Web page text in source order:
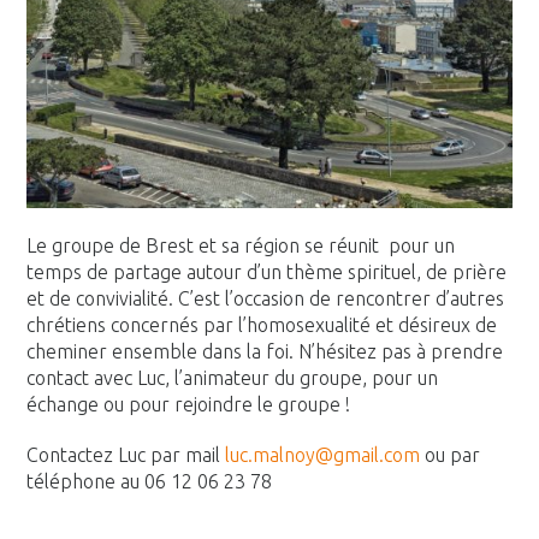
Le groupe de Brest et sa région se réunit pour un
temps de partage autour d’un thème spirituel, de prière
et de convivialité. C’est l’occasion de rencontrer d’autres
chrétiens concernés par l’homosexualité et désireux de
cheminer ensemble dans la foi. N’hésitez pas à prendre
contact avec Luc, l’animateur du groupe, pour un
échange ou pour rejoindre le groupe !
Contactez Luc par mailluc.malnoy@gmail.com ou par
téléphone au 06 12 06 23 78